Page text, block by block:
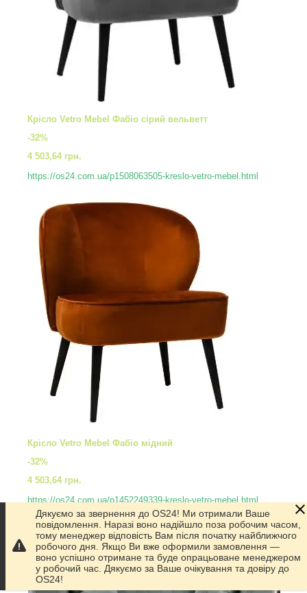
Крісло Vetro Mebel Фабіо сірий вельветт
-32%
4 503,64 грн.
https://os24.com.ua/p1508063505-kreslo-vetro-mebel.html
Крісло Vetro Mebel Фабіо мідний
-32%
4 503,64 грн.
https://os24.com.ua/p1452249339-kreslo-vetro-mebel.html
Дякуємо за звернення до OS24! Ми отримали Ваше
повідомлення. Наразі воно надійшло поза робочим часом,
тому менеджер відповість Вам після початку найближчого
робочого дня. Якщо Ви вже оформили замовлення —
воно успішно отримане та буде опрацьоване менеджером
у робочий час. Дякуємо за Ваше очікування та довіру до
OS24!